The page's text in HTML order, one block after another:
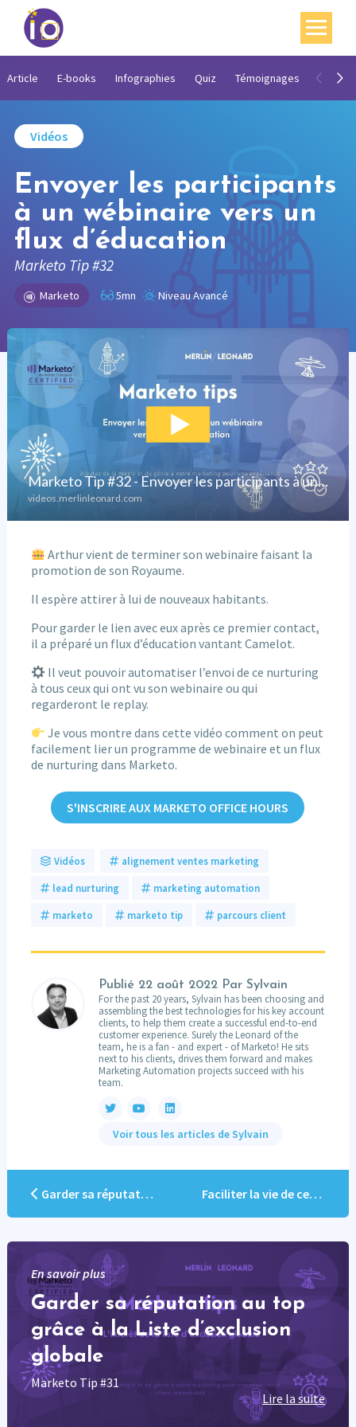
Vos enjeux
Académie
Ressources
Agenda
Contact
Mon compte
English
Article E-books Infographies Quiz Témoignages Vidéos
Vidéos
Envoyer les participants
à un wébinaire vers un
flux d’éducation
Marketo Tip #32
Marketo 5mn Niveau Avancé
Arthur vient de terminer son webinaire faisant la
promotion de son Royaume.
Il espère attirer à lui de nouveaux habitants.
Pour garder le lien avec eux après ce premier contact,
il a préparé un flux d’éducation vantant Camelot.
Il veut pouvoir automatiser l’envoi de ce nurturing
à tous ceux qui ont vu son webinaire ou qui
regarderont le replay.
Je vous montre dans cette vidéo comment on peut
facilement lier un programme de webinaire et un flux
de nurturing dans Marketo.
S'INSCRIRE AUX MARKETO OFFICE HOURS
Vidéos alignement ventes marketing
lead nurturing marketing automation
marketo marketo tip parcours client
Publié 22 août 2022Par Sylvain
For the past 20 years, Sylvain has been choosing and
assembling the best technologies for his key account
clients, to help them create a successful end-to-end
customer experience. Surely the Leonard of the
team, he is a fan - and expert - of Marketo! He sits
next to his clients, drives them forward and makes
Marketing Automation projects succeed with his
team.
Voir tous les articles de Sylvain
Garder sa réputation au top grâce à la Liste d’exclusion globale Faciliter la vie de ceux qui veulent vous quitter
En savoir plus
Garder sa réputation au top
grâce à la Liste d’exclusion
globale
Marketo Tip #31
Lire la suite